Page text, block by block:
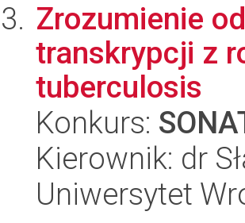
Zrozumienie
transkrypcji z
tuberculosis
Konkurs:
Kierownik: dr
Uniwersytet